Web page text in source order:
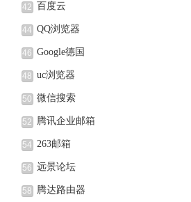
42 百度云
44 QQ浏览器
46 Google德国
48 uc浏览器
50 微信搜索
52 腾讯企业邮箱
54 263邮箱
56 远景论坛
58 腾达路由器